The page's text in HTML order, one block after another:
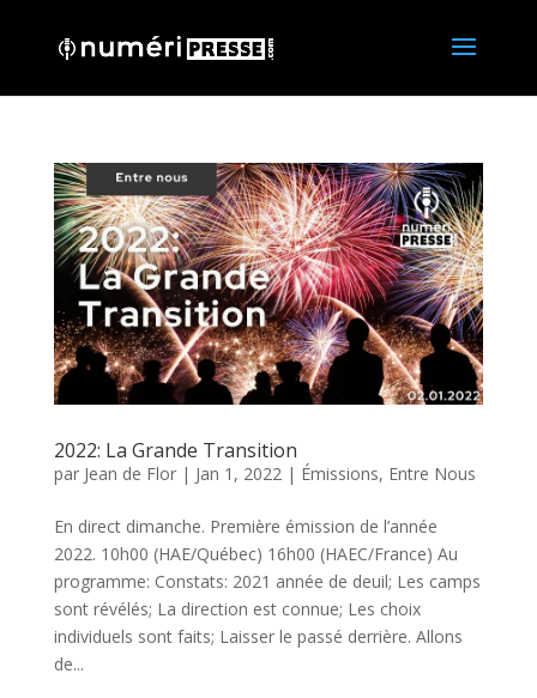
2022: La Grande Transition
par Jean de Flor| Jan 1, 2022 | Émissions, Entre Nous
En direct dimanche. Première émission de l’année
2022. 10h00 (HAE/Québec) 16h00 (HAEC/France) Au
programme: Constats: 2021 année de deuil; Les camps
sont révélés; La direction est connue; Les choix
individuels sont faits; Laisser le passé derrière. Allons
de...